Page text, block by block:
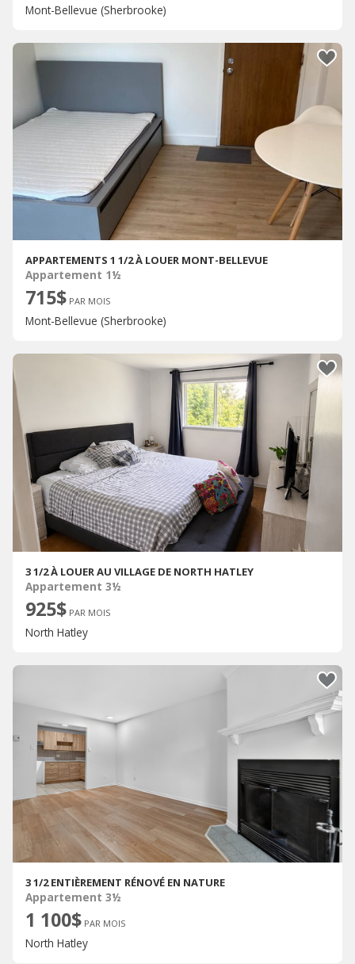
Mont-Bellevue (Sherbrooke)
APPARTEMENTS 1 1/2 À LOUER MONT-BELLEVUE
Appartement 1½
715$ PAR MOIS
Mont-Bellevue (Sherbrooke)
3 1/2 À LOUER AU VILLAGE DE NORTH HATLEY
Appartement 3½
925$ PAR MOIS
North Hatley
3 1/2 ENTIÈREMENT RÉNOVÉ EN NATURE
Appartement 3½
1 100$ PAR MOIS
North Hatley